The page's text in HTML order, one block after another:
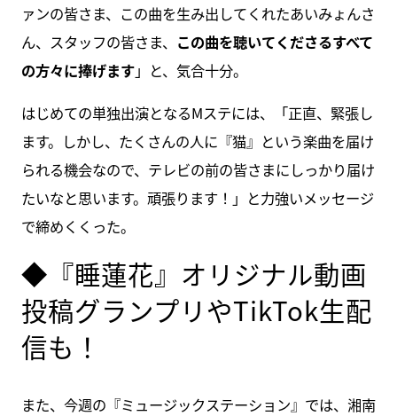
ァンの皆さま、この曲を生み出してくれたあいみょんさ
ん、スタッフの皆さま、 この曲を聴いてくださるすべて
の方々に捧げます」と、気合十分。
はじめての単独出演となるMステには、「正直、緊張し
ます。しかし、たくさんの人に『猫』という楽曲を届け
られる機会なので、テレビの前の皆さまにしっかり届け
たいなと思います。頑張ります！」と力強いメッセージ
で締めくくった。
◆『睡蓮花』オリジナル動画
投稿グランプリやTikTok生配
信も！
また、今週の『ミュージックステーション』では、湘南